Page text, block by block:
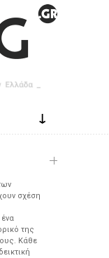
↓
σχέση
της
Κάθε